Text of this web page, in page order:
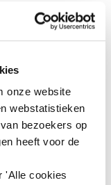
onze website
webstatistieken
bezoekers op
heeft voor de
'Alle cookies
concepten
prestatiecodes
bij
is één
voor medische